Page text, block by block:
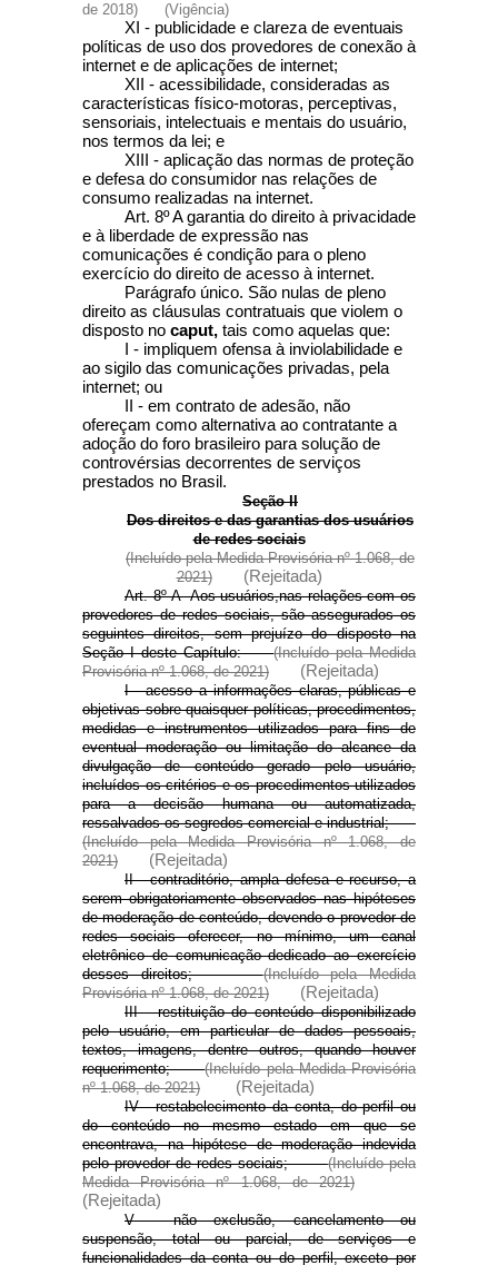
de 2018)
(Vigência)
XI - publicidade e clareza de eventuais
políticas de uso dos provedores de conexão à
internet e de aplicações de internet;
XII - acessibilidade, consideradas as
características físico-motoras, perceptivas,
sensoriais, intelectuais e mentais do usuário,
nos termos da lei; e
XIII - aplicação das normas de proteção
e defesa do consumidor nas relações de
consumo realizadas na internet.
Art. 8ºA garantia do direito à privacidade
e à liberdade de expressão nas
comunicações é condição para o pleno
exercício do direito de acesso à internet.
Parágrafo único. São nulas de pleno
direito as cláusulas contratuais que violem o
disposto no caput, tais como aquelas que:
I - impliquem ofensa à inviolabilidade e
ao sigilo das comunicações privadas, pela
internet; ou
II - em contrato de adesão, não
ofereçam como alternativa ao contratante a
adoção do foro brasileiro para solução de
controvérsias decorrentes de serviços
prestados no Brasil.
Seção II
Dos direitos e das garantias dos usuários
de redes sociais
(Incluído pela Medida Provisória nº 1.068, de
2021)
(Rejeitada)
Art. 8º-A Aos usuários,nas relações com os
provedores de redes sociais, são assegurados os
seguintes direitos, sem prejuízo do disposto na
Seção I deste Capítulo:(Incluído pela Medida
Provisória nº 1.068, de 2021)
(Rejeitada)
I - acesso a informações claras, públicas e
objetivas sobre quaisquer políticas, procedimentos,
medidas e instrumentos utilizados para fins de
eventual moderação ou limitação do alcance da
divulgação de conteúdo gerado pelo usuário,
incluídos os critérios e os procedimentos utilizados
para a decisão humana ou automatizada,
ressalvados os segredos comercial e industrial;
(Incluído pela Medida Provisória nº 1.068, de
2021)
(Rejeitada)
II - contraditório, ampla defesa e recurso, a
serem obrigatoriamente observados nas hipóteses
de moderação de conteúdo, devendo o provedor de
redes sociais oferecer, no mínimo, um canal
eletrônico de comunicação dedicado ao exercício
desses direitos;(Incluído pela Medida
Provisória nº 1.068, de 2021)
(Rejeitada)
III - restituição do conteúdo disponibilizado
pelo usuário, em particular de dados pessoais,
textos, imagens, dentre outros, quando houver
requerimento;(Incluído pela Medida Provisória
nº 1.068,de 2021) (Rejeitada)
IV - restabelecimento da conta, do perfil ou
do conteúdo no mesmo estado em que se
encontrava, na hipótese de moderação indevida
pelo provedor de redes sociais;(Incluído pela
Medida Provisória nº 1.068, de 2021)
(Rejeitada)
V - não exclusão, cancelamento ou
suspensão, total ou parcial, de serviços e
funcionalidades da conta ou do perfil, exceto por